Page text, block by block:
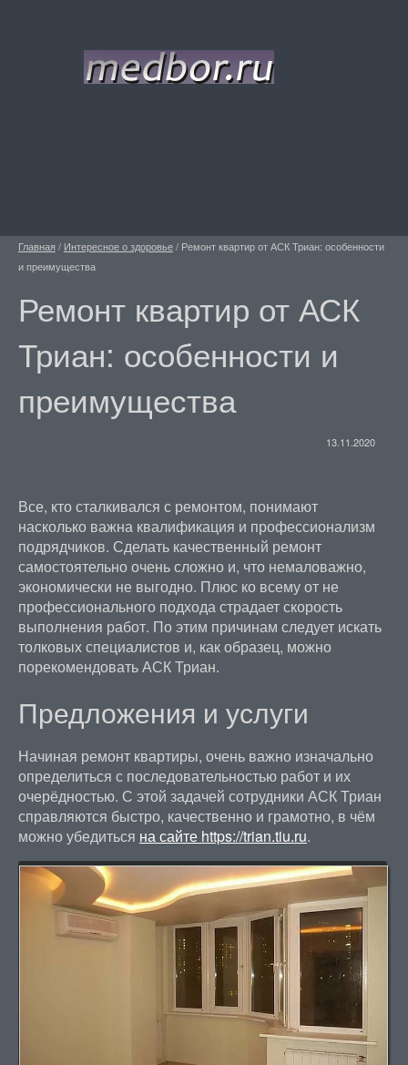
Главная / Интересное о здоровье/ Ремонт квартир от АСК Триан: особенности
и преимущества
Ремонт квартир от АСК
Триан: особенности и
преимущества
13.11.2020
Все, кто сталкивался с ремонтом, понимают
насколько важна квалификация и профессионализм
подрядчиков. Сделать качественный ремонт
самостоятельно очень сложно и, что немаловажно,
экономически не выгодно. Плюс ко всему от не
профессионального подхода страдает скорость
выполнения работ. По этим причинам следует искать
толковых специалистов и, как образец, можно
порекомендовать АСК Триан.
Предложения и услуги
Начиная ремонт квартиры, очень важно изначально
определиться с последовательностью работ и их
очерёдностью. С этой задачей сотрудники АСК Триан
справляются быстро, качественно и грамотно, в чём
можно убедиться на сайте https://trian.tiu.ru.